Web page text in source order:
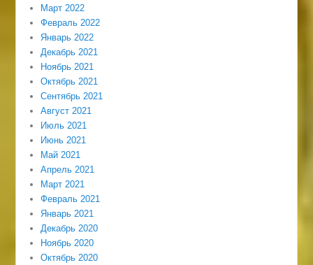
Март 2022
Февраль 2022
Январь 2022
Декабрь 2021
Ноябрь 2021
Октябрь 2021
Сентябрь 2021
Август 2021
Июль 2021
Июнь 2021
Май 2021
Апрель 2021
Март 2021
Февраль 2021
Январь 2021
Декабрь 2020
Ноябрь 2020
Октябрь 2020